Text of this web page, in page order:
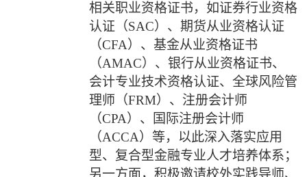
相关职业资格证书，如证券行业资格
认证（SAC）、期货从业资格认证
（CFA）、基金从业资格证书
（AMAC）、银行从业资格证书、
会计专业技术资格认证、全球风险管
理师（FRM）、注册会计师
（CPA）、国际注册会计师
（ACCA）等，以此深入落实应用
型、复合型金融专业人才培养体系；
另一方面，积极邀请校外实践导师、